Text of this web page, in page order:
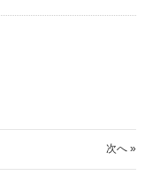
次へ »